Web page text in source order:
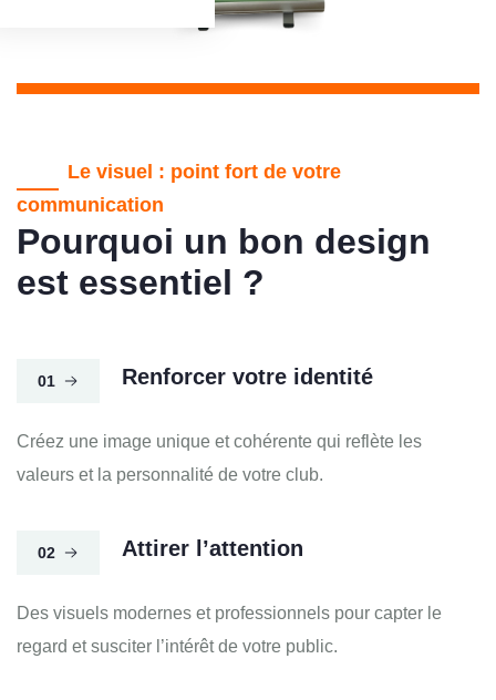
Le visuel : point fort de votre
communication
Pourquoi un bon design
est essentiel ?
01 Renforcer votre identité
Créez une image unique et cohérente qui reflète les
valeurs et la personnalité de votre club.
02 Attirer l’attention
Des visuels modernes et professionnels pour capter le
regard et susciter l’intérêt de votre public.